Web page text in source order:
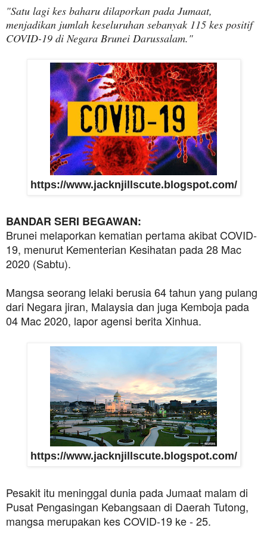
"Satu lagi kes baharu dilaporkan pada Jumaat,
menjadikan jumlah keseluruhan sebanyak 115 kes positif
COVID-19 di Negara Brunei Darussalam."
https://www.jacknjillscute.blogspot.com/
BANDAR SERI BEGAWAN:
Brunei melaporkan kematian pertama akibat COVID-
19, menurut Kementerian Kesihatan pada 28 Mac
2020 (Sabtu).
Mangsa seorang lelaki berusia 64 tahun yang pulang
dari Negara jiran, Malaysia dan juga Kemboja pada
04 Mac 2020, lapor agensi berita Xinhua.
https://www.jacknjillscute.blogspot.com/
Pesakit itu meninggal dunia pada Jumaat malam di
Pusat Pengasingan Kebangsaan di Daerah Tutong,
mangsa merupakan kes COVID-19 ke - 25.